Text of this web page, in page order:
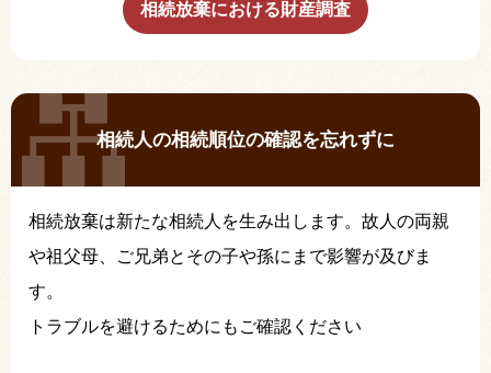
相続放棄における財産調査
相続人の相続順位の確認を忘れずに
相続放棄は新たな相続人を生み出します。故人の両親
や祖父母、ご兄弟とその子や孫にまで影響が及びま
す。
トラブルを避けるためにもご確認ください